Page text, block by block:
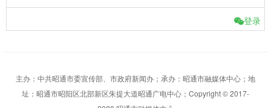
登录
主办：中共昭通市委宣传部、市政府新闻办；承办：昭通市融媒体中心；地
址：昭通市昭阳区北部新区朱提大道昭通广电中心；Copyright © 2017-